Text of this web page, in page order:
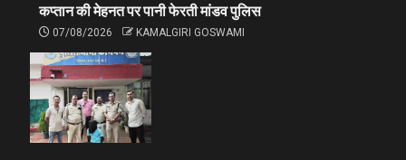
कप्तान की मेहनत पर पानी फेरती मांडव पुलिस
07/08/2026 KAMALGIRI GOSWAMI